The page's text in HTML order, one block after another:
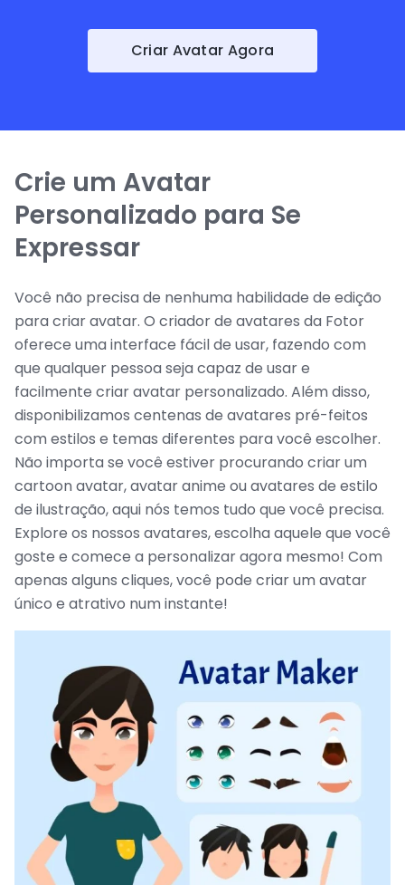
Criar Avatar Agora
Crie um Avatar
Personalizado para Se
Expressar
Você não precisa de nenhuma habilidade de edição
para criar avatar. O criador de avatares da Fotor
oferece uma interface fácil de usar, fazendo com
que qualquer pessoa seja capaz de usar e
facilmente criar avatar personalizado. Além disso,
disponibilizamos centenas de avatares pré-feitos
com estilos e temas diferentes para você escolher.
Não importa se você estiver procurando criar um
cartoon avatar, avatar anime ou avatares de estilo
de ilustração, aqui nós temos tudo que você precisa.
Explore os nossos avatares, escolha aquele que você
goste e comece a personalizar agora mesmo! Com
apenas alguns cliques, você pode criar um avatar
único e atrativo num instante!